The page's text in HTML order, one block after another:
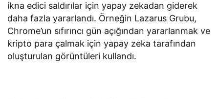
ikna edici saldırılar için yapay zekadan giderek
daha fazla yararlandı. Örneğin Lazarus Grubu,
Chrome’un sıfırıncı gün açığından yararlanmak ve
kripto para çalmak için yapay zeka tarafından
oluşturulan görüntüleri kullandı.